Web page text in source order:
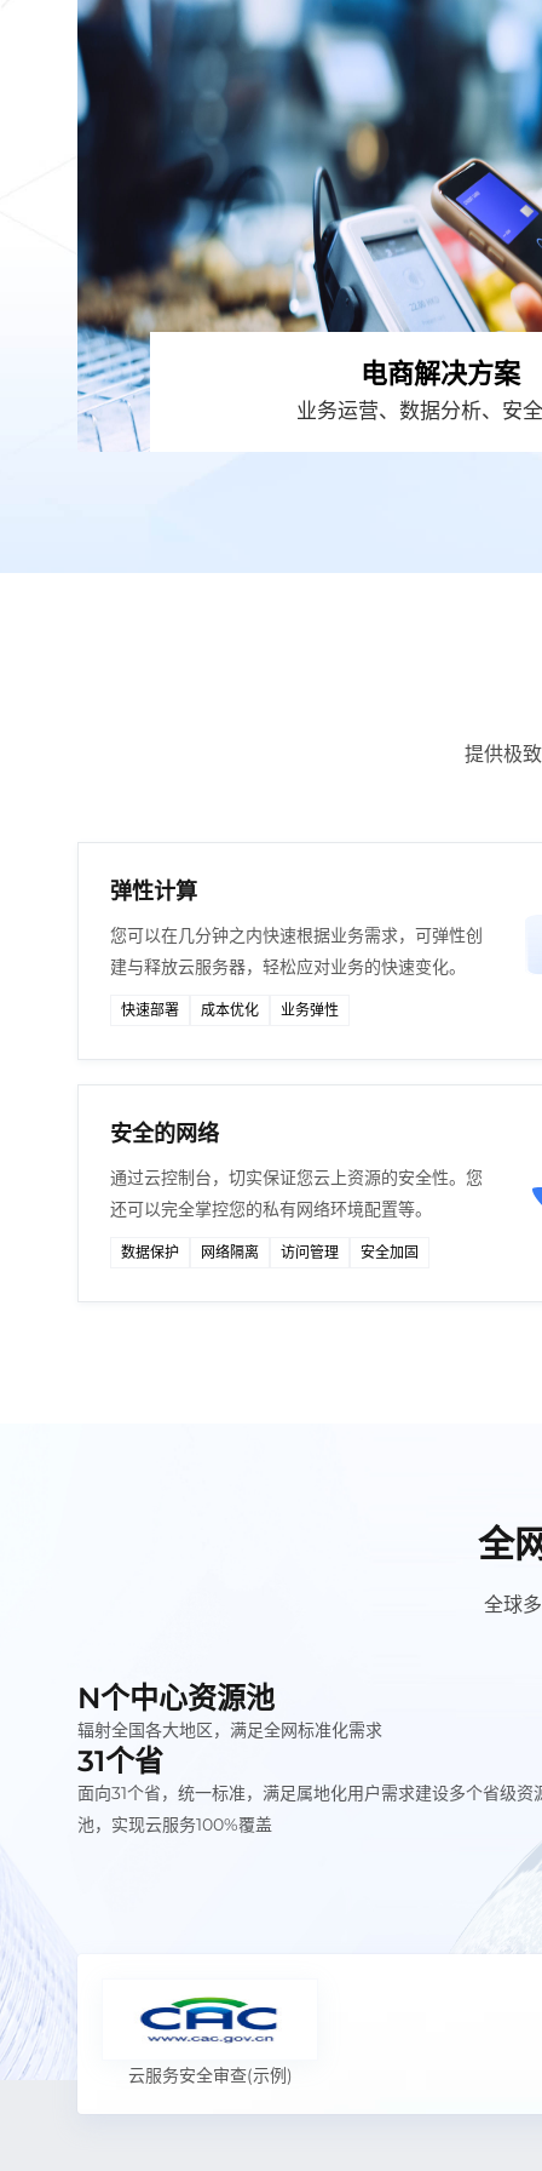
电商解决方案
业务运营、数据分析、安
提供极
弹性计算
您可以在几分钟之内快速根据业务需求，可弹性创
建与释放云服务器，轻松应对业务的快速变化。
快速部署 成本优化 业务弹性
安全的网络
通过云控制台，切实保证您云上资源的安全性。您
还可以完全掌控您的私有网络环境配置等。
数据保护 网络隔离 访问管理 安全加固
全
全球
N个中心资源池
辐射全国各大地区，满足全网标准化需求
31个省
面向31个省，统一标准，满足属地化用户需求建设多个省级资
池，实现云服务100%覆盖
云服务安全审查(示例)